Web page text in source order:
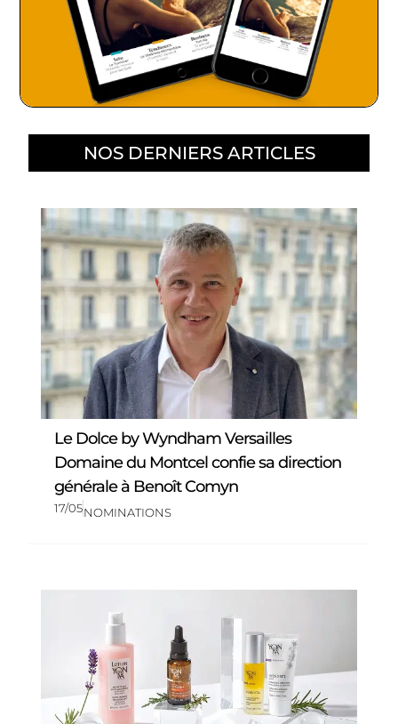
NOS DERNIERS ARTICLES
Le Dolce by Wyndham Versailles
Domaine du Montcel confie sa direction
générale à Benoît Comyn
17/05NOMINATIONS